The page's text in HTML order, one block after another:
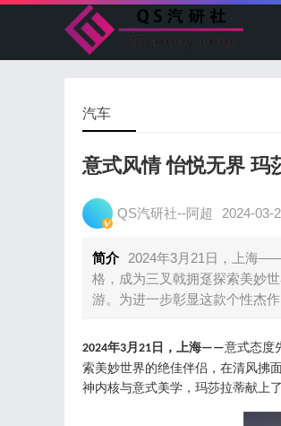
汽车
意式风情 怡悦无界 玛
QS汽研社--阿超 2024-03-
简介
2024年3月21日，上海
格，成为三叉戟拥趸探索美妙
游。为进一步彰显这款个性杰
2024年3月 21 日，上海——意式态度
索美妙世界的绝佳伴侣，在清风拂
神内核与意式美学，玛莎拉蒂献